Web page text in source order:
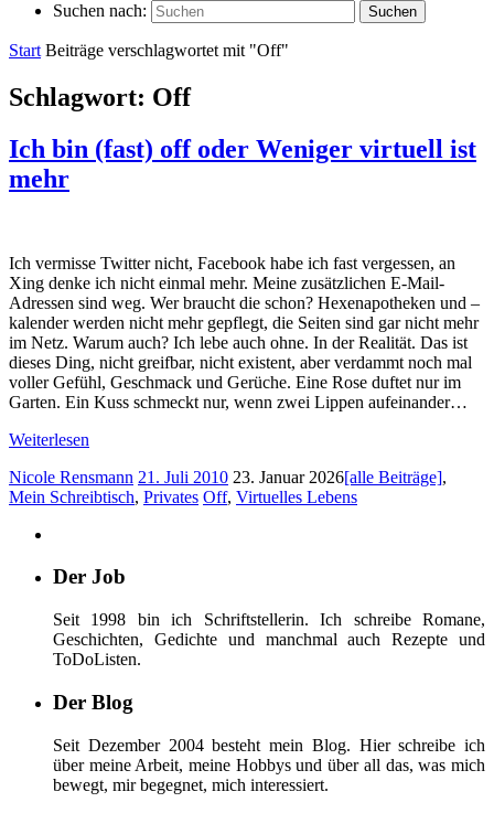
Suchen nach:
Suchen
Start Beiträge verschlagwortet mit "Off"
Schlagwort: Off
Ich bin (fast) off oder Weniger virtuell ist
mehr
Ich vermisse Twitter nicht, Facebook habe ich fast vergessen, an
Xing denke ich nicht einmal mehr. Meine zusätzlichen E-Mail-
Adressen sind weg. Wer braucht die schon? Hexenapotheken und –
kalender werden nicht mehr gepflegt, die Seiten sind gar nicht mehr
im Netz. Warum auch? Ich lebe auch ohne. In der Realität. Das ist
dieses Ding, nicht greifbar, nicht existent, aber verdammt noch mal
voller Gefühl, Geschmack und Gerüche. Eine Rose duftet nur im
Garten. Ein Kuss schmeckt nur, wenn zwei Lippen aufeinander…
Weiterlesen
Nicole Rensmann 21. Juli 2010 23. Januar 2026[alle Beiträge],
Mein Schreibtisch, Privates Off, Virtuelles Lebens
Der Job
Seit 1998 bin ich Schriftstellerin. Ich schreibe Romane,
Geschichten, Gedichte und manchmal auch Rezepte und
ToDoListen.
Der Blog
Seit Dezember 2004 besteht mein Blog. Hier schreibe ich
über meine Arbeit, meine Hobbys und über all das, was mich
bewegt, mir begegnet, mich interessiert.